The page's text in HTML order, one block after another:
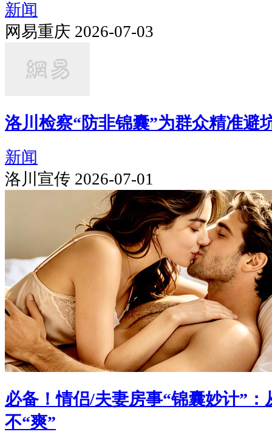
新闻
网易重庆 2026-07-03
洛川检察“防非锦囊”为群众精准避
新闻
洛川宣传 2026-07-01
必备！情侣/夫妻房事“锦囊妙计”
不“爽”